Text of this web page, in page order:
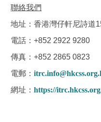
聯絡我們
地址：香港灣仔軒尼詩道
電話：+852 2922 9280
傳真：+852 2865 0823
電郵：
網址： https://